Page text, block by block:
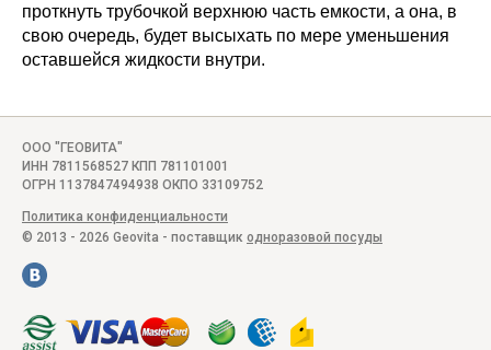
проткнуть трубочкой верхнюю часть емкости, а она, в
свою очередь, будет высыхать по мере уменьшения
оставшейся жидкости внутри.
ООО "ГЕОВИТА"
ИНН 7811568527 КПП 781101001
ОГРН 1137847494938 ОКПО 33109752
Политика конфиденциальности
© 2013 - 2026 Geovita - поставщик одноразовой посуды